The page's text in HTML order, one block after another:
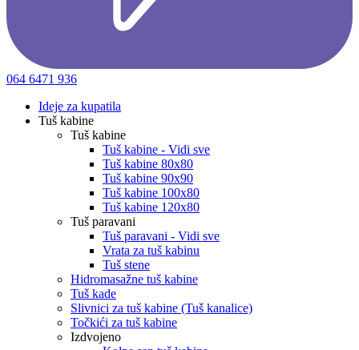
064 6471 936
Ideje za kupatila
Tuš kabine
Tuš kabine
Tuš kabine - Vidi sve
Tuš kabine 80x80
Tuš kabine 90x90
Tuš kabine 100x80
Tuš kabine 120x80
Tuš paravani
Tuš paravani - Vidi sve
Vrata za tuš kabinu
Tuš stene
Hidromasažne tuš kabine
Tuš kade
Slivnici za tuš kabine (Tuš kanalice)
Točkići za tuš kabine
Izdvojeno